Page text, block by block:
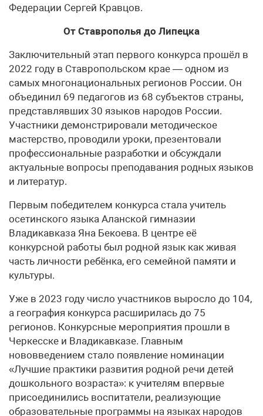
Федерации Сергей Кравцов.
От Ставрополья до Липецка
Заключительный этап первого конкурса прошёл в
2022 году в Ставропольском крае — одном из
самых многонациональных регионов России. Он
объединил 69 педагогов из 68 субъектов страны,
представлявших 30 языков народов России.
Участники демонстрировали методическое
мастерство, проводили уроки, презентовали
профессиональные разработки и обсуждали
актуальные вопросы преподавания родных языков
и литератур.
Первым победителем конкурса стала учитель
осетинского языка Аланской гимназии
Владикавказа Яна Бекоева. В центре её
конкурсной работы был родной язык как живая
часть личности ребёнка, его семейной памяти и
культуры.
Уже в 2023 году число участников выросло до 104,
а география конкурса расширилась до 75
регионов. Конкурсные мероприятия прошли в
Черкесске и Владикавказе. Главным
нововведением стало появление номинации
«Лучшие практики развития родной речи детей
дошкольного возраста»: к учителям впервые
присоединились воспитатели, реализующие
образовательные программы на языках народов